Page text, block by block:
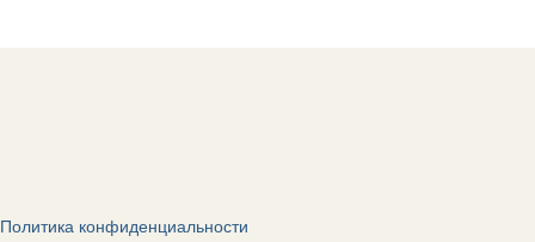
Политика конфиденциальности